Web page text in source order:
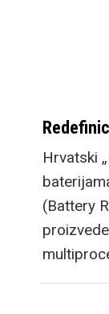
Hrvatski
(Battery